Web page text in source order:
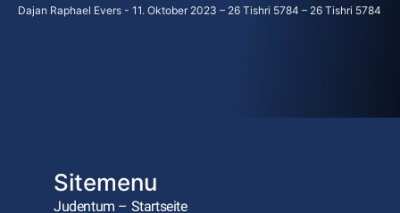
Dajan Raphael Evers 11. Oktober 2023 – 26 Tishri 5784 – 26 Tishri 5784
Sitemenu
Judentum – Startseite